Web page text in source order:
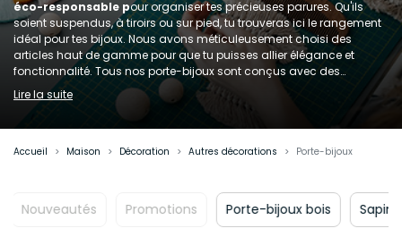
éco-responsable pour organiser tes précieuses parures. Qu'ils
soient suspendus, à tiroirs ou sur pied, tu trouveras ici le rangement
idéal pour tes bijoux. Nous avons méticuleusement choisi des
articles haut de gamme pour que tu puisses allier élégance et
fonctionnalité. Tous nos porte-bijoux sont conçus avec des
matériaux de qualité, pensés pour durer et mettre en valeur tes
trésors.
Lire la suite
Accueil Maison Décoration Autres décorations Porte-bijoux
Nouveautés Promotions Porte-bijoux bois